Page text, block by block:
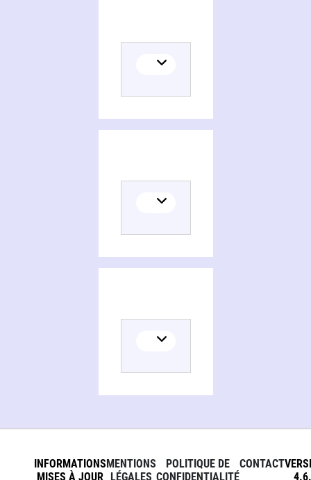
INFORMATIONS
MISES À JOUR
MENTIONS
LÉGALES
POLITIQUE DE
CONFIDENTIALITÉ
CONTACT